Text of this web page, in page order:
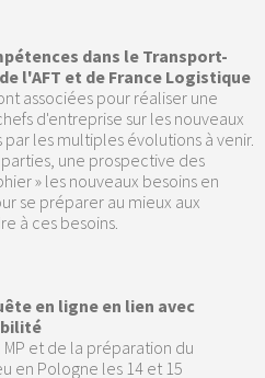
dans le Transport-
l'AFT et de France Logistique
associées pour réaliser une
d'entreprise sur les nouveaux
les multiples évolutions à venir.
une prospective des
» les nouveaux besoins en
se préparer au mieux aux
à ces besoins.
en ligne en lien avec
et de la préparation du
en Pologne les 14 et 15